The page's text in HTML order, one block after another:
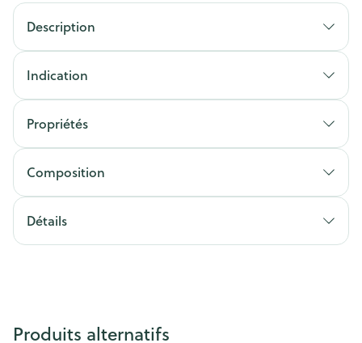
Description
Indication
Propriétés
Composition
Détails
Produits alternatifs